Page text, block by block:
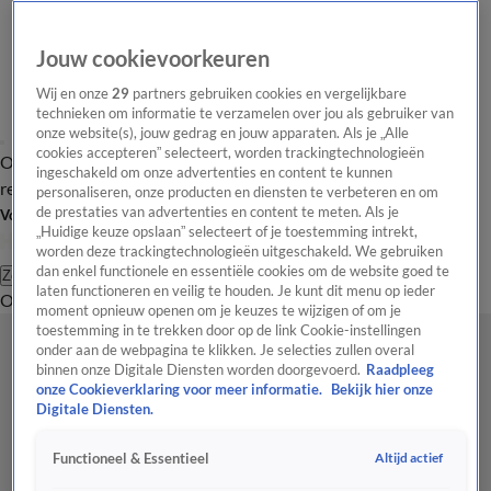
Overzicht Laatste nieuws Regionieuws Het beste van Hart
Tip de
redactie
Volg Hart van Nederland
Zoeken
OverzichtRegioUitzendingenWeerTip de redactiePanelVideo's
Jouw cookievoorkeuren
Wij en onze29 partners gebruiken cookies en vergelijkbare
technieken om informatie te verzamelen over jou als gebruiker van
onze website(s), jouw gedrag en jouw apparaten. Als je „Alle
cookies accepteren” selecteert, worden trackingtechnologieën
ingeschakeld om onze advertenties en content te kunnen
personaliseren, onze producten en diensten te verbeteren en om
de prestaties van advertenties en content te meten. Als je
„Huidige keuze opslaan” selecteert of je toestemming intrekt,
worden deze trackingtechnologieën uitgeschakeld. We gebruiken
dan enkel functionele en essentiële cookies om de website goed te
laten functioneren en veilig te houden. Je kunt dit menu op ieder
moment opnieuw openen om je keuzes te wijzigen of om je
toestemming in te trekken door op de link Cookie-instellingen
onder aan de webpagina te klikken. Je selecties zullen overal
binnen onze Digitale Diensten worden doorgevoerd. Raadpleeg
onze Cookieverklaring voor meer informatie.
Bekijk hier onze
Digitale Diensten.
Functioneel & Essentieel Altijd actief